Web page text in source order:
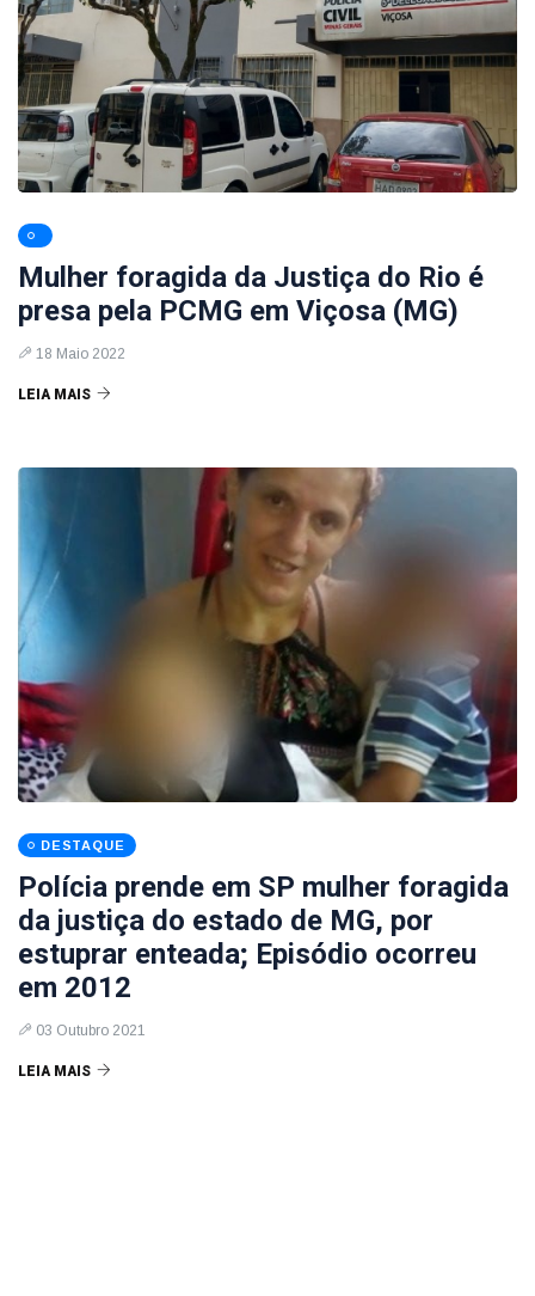
Mulher foragida da Justiça do Rio é
presa pela PCMG em Viçosa (MG)
18 Maio 2022
LEIA MAIS
DESTAQUE
Polícia prende em SP mulher foragida
da justiça do estado de MG, por
estuprar enteada; Episódio ocorreu
em 2012
03 Outubro 2021
LEIA MAIS